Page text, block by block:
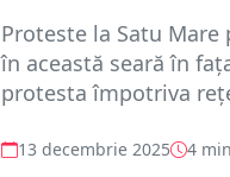
Proteste la Satu
în această seară în
protesta împotriva
13 decembrie 2025 4